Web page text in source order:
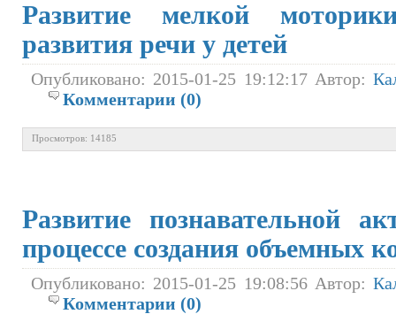
Развитие мелкой
развития речи у детей
Опубликовано: 2015-01-25 19:12:17 Автор:
Комментарии (0)
Просмотров: 14185
Развитие познавательной
процессе создания объемных
Опубликовано: 2015-01-25 19:08:56 Автор:
Комментарии (0)